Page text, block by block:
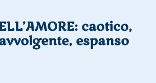
caotico,
espanso